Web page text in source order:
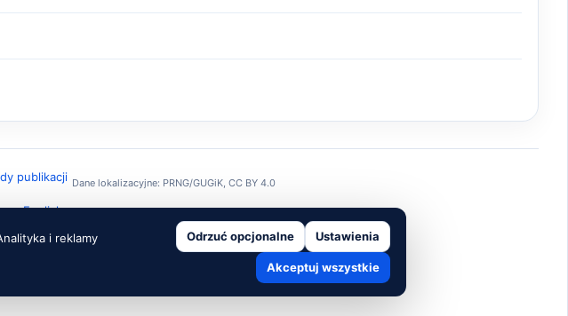
publikacji
English
Dane lokalizacyjne: PRNG/GUGiK, CC BY 4.0
i reklamy
Odrzuć opcjonalne Ustawienia
Akceptuj wszystkie